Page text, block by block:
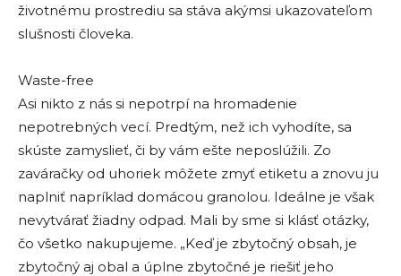
životnému prostrediu sa stáva akýmsi ukazovateľom
slušnosti človeka.
Waste-free
Asi nikto z nás si nepotrpí na hromadenie
nepotrebných vecí. Predtým, než ich vyhodíte, sa
skúste zamyslieť, či by vám ešte neposlúžili. Zo
zaváračky od uhoriek môžete zmyť etiketu a znovu ju
naplniť napríklad domácou granolou. Ideálne je však
nevytvárať žiadny odpad. Mali by sme si klásť otázky,
čo všetko nakupujeme. „Keď je zbytočný obsah, je
zbytočný aj obal a úplne zbytočné je riešiť jeho